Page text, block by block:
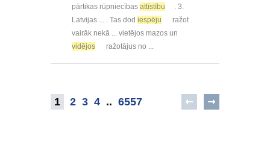
pārtikas rūpniecības attīstību
. 3.
Latvijas ... . Tas dod iespēju
ražot
vairāk nekā ... vietējos mazos un
vidējos
ražotājus no ...
1 2 3 4 .. 6557